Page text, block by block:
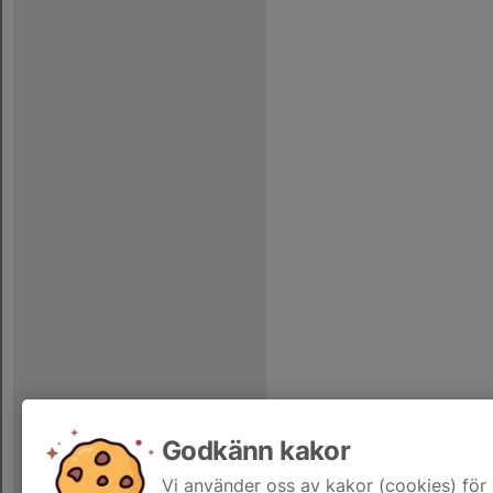
Godkänn kakor
Vi använder oss av kakor (cookies)